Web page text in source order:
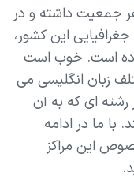
حدود ۹ میلیون نفر جمعیت داشته و در
این کشور،
است. خوب است
زبان انگلیسی می
رشته ای که به آن
با ما در ادامه
این مراکز